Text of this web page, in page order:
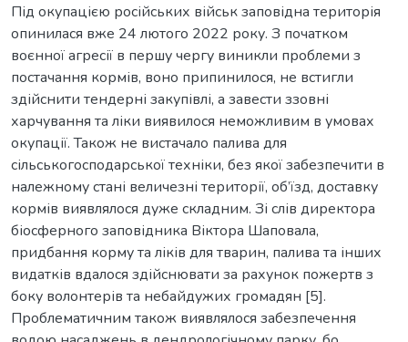
Під окупацією російських військ заповідна територія
опинилася вже 24 лютого 2022 року. З початком
воєнної агресії в першу чергу виникли проблеми з
постачання кормів, воно припинилося, не встигли
здійснити тендерні закупівлі, а завести ззовні
харчування та ліки виявилося неможливим в умовах
окупації. Також не вистачало палива для
сільськогосподарської техніки, без якої забезпечити в
належному стані величезні території, об’їзд, доставку
кормів виявлялося дуже складним. Зі слів директора
біосферного заповідника Віктора Шаповала,
придбання корму та ліків для тварин, палива та інших
видатків вдалося здійснювати за рахунок пожертв з
боку волонтерів та небайдужих громадян [5].
Проблематичним також виявлялося забезпечення